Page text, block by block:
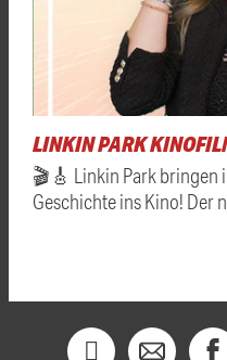
LINKIN PARK
🎬🎸 Linkin Park bringen
Geschichte ins Kino! Der